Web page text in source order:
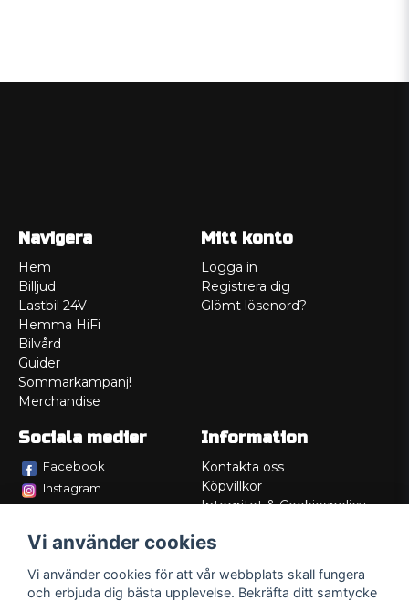
Navigera
Hem
Billjud
Lastbil 24V
Hemma HiFi
Bilvård
Guider
Sommarkampanj!
Merchandise
Mitt konto
Logga in
Registrera dig
Glömt lösenord?
Sociala medier
Facebook
Instagram
Information
Kontakta oss
Köpvillkor
Integritet & Cookiespolicy
Service/Garanti
Lådritning
Vi använder cookies
Vi använder cookies för att vår webbplats skall fungera
och erbjuda dig bästa upplevelse. Bekräfta ditt samtycke